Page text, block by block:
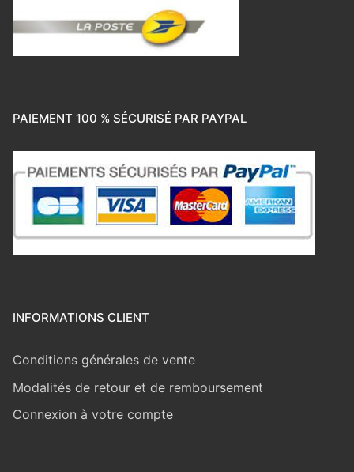
PAIEMENT 100 % SÉCURISÉ PAR PAYPAL
INFORMATIONS CLIENT
Conditions générales de vente
Modalités de retour et de remboursement
Connexion à votre compte